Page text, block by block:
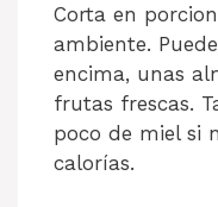
Corta en
ambiente.
encima, unas
frutas frescas.
poco de miel si
calorías.